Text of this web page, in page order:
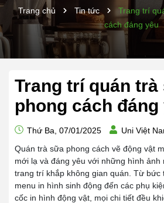
Trang chủ Tin tức
Trang trí
cách đáng yêu
Trang trí quán
phong cách đáng
Thứ Ba, 07/01/2025
Uni Việt
Quán trà sữa phong cách vẽ động vật
mới lạ và đáng yêu với những hình
trang trí khắp không gian quán. Từ bức
menu in hình sinh động đến các phụ
cốc in hình động vật, mọi chi tiết đều